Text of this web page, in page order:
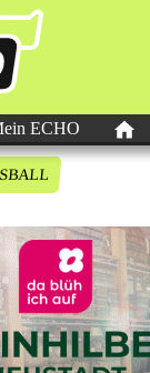
ECHO